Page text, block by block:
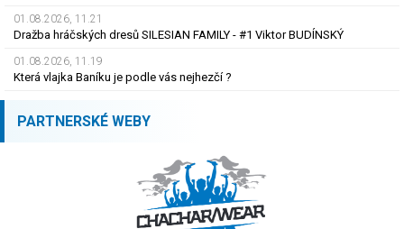
01.08.2026, 11.21
Dražba hráčských dresů SILESIAN FAMILY - #1 Viktor BUDÍNSKÝ
01.08.2026, 11.19
Která vlajka Baníku je podle vás nejhezčí ?
PARTNERSKÉ WEBY